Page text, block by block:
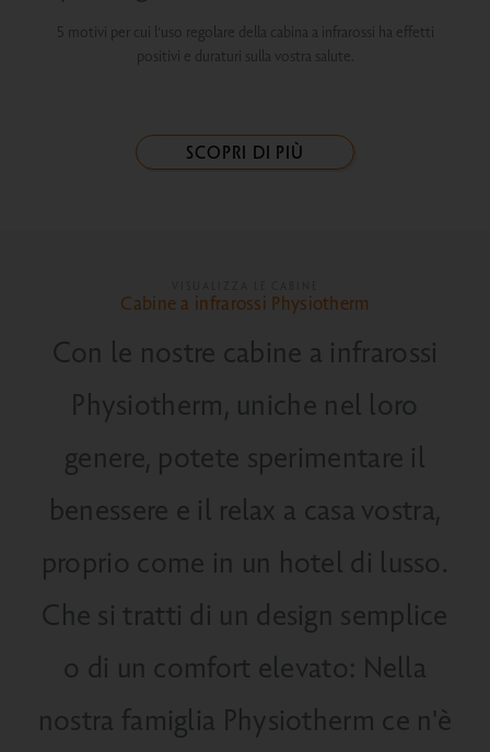
5 motivi per cui l’uso regolare della cabina a infrarossi ha effetti
positivi e duraturi sulla vostra salute.
SCOPRI DI PIÙ
Cabine a infrarossi Physiotherm
Con le nostre cabine a infrarossi
Physiotherm, uniche nel loro
genere, potete sperimentare il
benessere e il relax a casa vostra,
proprio come in un hotel di lusso.
Che si tratti di un design semplice
o di un comfort elevato: Nella
nostra famiglia Physiotherm ce n'è